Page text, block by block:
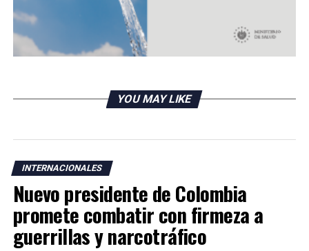
YOU MAY LIKE
INTERNACIONALES
Nuevo presidente de Colombia
promete combatir con firmeza a
guerrillas y narcotráfico